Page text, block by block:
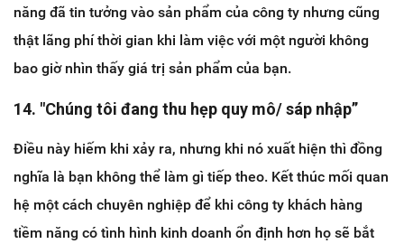
năng đã tin tưởng vào sản phẩm của công ty nhưng cũng
thật lãng phí thời gian khi làm việc với một người không
bao giờ nhìn thấy giá trị sản phẩm của bạn.
14. "Chúng tôi đang thu hẹp quy mô/ sáp nhập”
Điều này hiếm khi xảy ra, nhưng khi nó xuất hiện thì đồng
nghĩa là bạn không thể làm gì tiếp theo. Kết thúc mối quan
hệ một cách chuyên nghiệp để khi công ty khách hàng
tiềm năng có tình hình kinh doanh ổn định hơn họ sẽ bắt